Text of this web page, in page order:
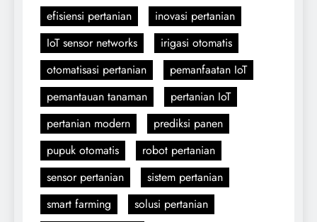
efisiensi pertanian
inovasi pertanian
IoT sensor networks
irigasi otomatis
otomatisasi pertanian
pemanfaatan IoT
pemantauan tanaman
pertanian IoT
pertanian modern
prediksi panen
pupuk otomatis
robot pertanian
sensor pertanian
sistem pertanian
smart farming
solusi pertanian